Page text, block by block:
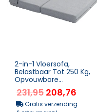
2-in-1 Vloersofa,
Belastbaar Tot 250 Kg,
Opvouwbare
Slaapbank Met
Linnenlook, Voor 2
Personen, Slaap...
231,95 208,76
Gratis verzending